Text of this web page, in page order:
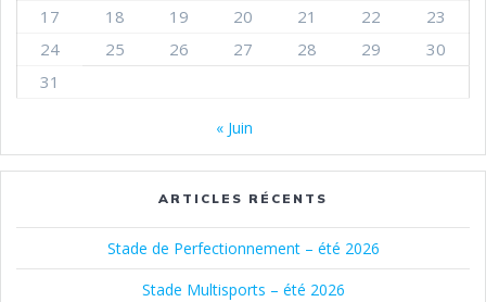
17
18 19 20 21 22
23
24
25 26 27 28 29
30
31
« Juin
ARTICLES RÉCENTS
Stade de Perfectionnement – été 2026
Stade Multisports – été 2026